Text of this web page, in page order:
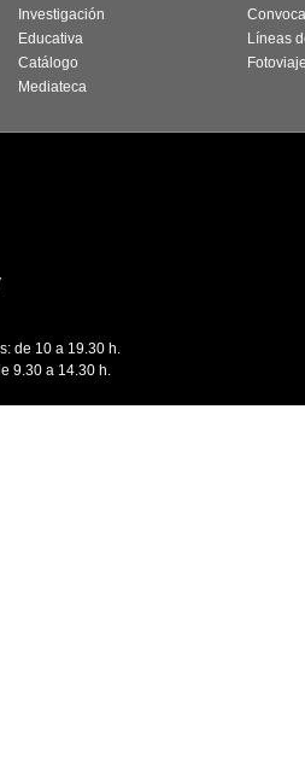
Investigación
Educativa
Catálogo
Mediateca
Líneas
de 10 a 19.30 h.
9.30 a 14.30 h.